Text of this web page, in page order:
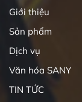
Giới thiệu
Sản phẩm
Dịch vụ
Văn hóa SANY
TIN TỨC